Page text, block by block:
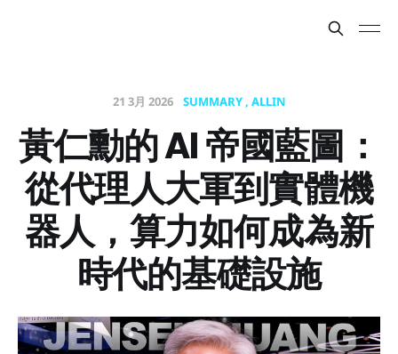
21 3月 2026 SUMMARY ALLIN
黃仁勳的 AI 帝國藍圖：
從代理人大軍到實體機
器人，算力如何成為新
時代的基礎設施